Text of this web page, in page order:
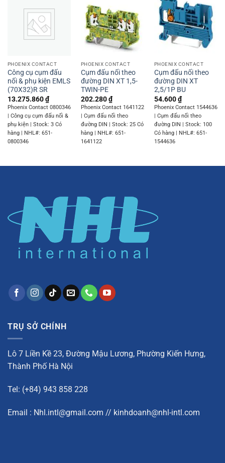
PHOENIX CONTACT
Công cụ cụm đấu
nối & phụ kiện EMLS
(70X32)R SR
13.275.860₫
Phoenix Contact 0800346
| Công cụ cụm đấu nối &
phụ kiện | Stock: 3 Có
hàng | NHL#: 651-
0800346
PHOENIX CONTACT
Cụm đấu nối theo
đường DIN XT 1,5-
TWIN-PE
202.280₫
Phoenix Contact 1641122
| Cụm đấu nối theo
đường DIN | Stock: 25 Có
hàng | NHL#: 651-
1641122
PHOENIX CONTACT
Cụm đấu nối theo
đường DIN XT
2,5/1P BU
54.600₫
Phoenix Contact 1544636
| Cụm đấu nối theo
đường DIN | Stock: 100
Có hàng | NHL#: 651-
1544636
TRỤ SỞ CHÍNH
Lô 7 Liền Kề 23, Đường Mậu Lương, Phường Kiến Hưng,
Thành Phố Hà Nội
Tel: (+84) 943 858 228
Email : Nhl.intl@gmail.com // kinhdoanh@nhl-intl.com